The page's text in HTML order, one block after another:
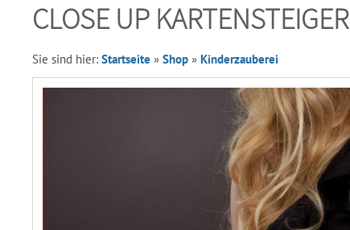
CLOSE UP KARTENSTEIGER
Sie sind hier: Startseite » Shop » Kinderzauberei